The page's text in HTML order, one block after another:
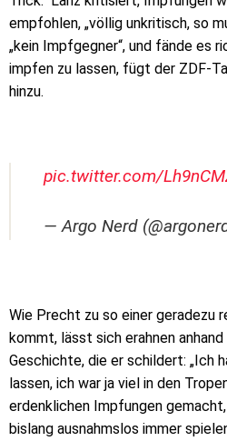
empfohlen, „völlig unkritisch, so
„kein Impfgegner“, und fände es
impfen zu lassen, fügt der ZDF-
hinzu.
pic.twitter.com/
— Argo Nerd
Wie Precht zu so einer geradezu
kommt, lässt sich erahnen
Geschichte, die er schildert: „Ich
lassen, ich war ja viel in den
erdenklichen Impfungen
bislang ausnahmslos immer